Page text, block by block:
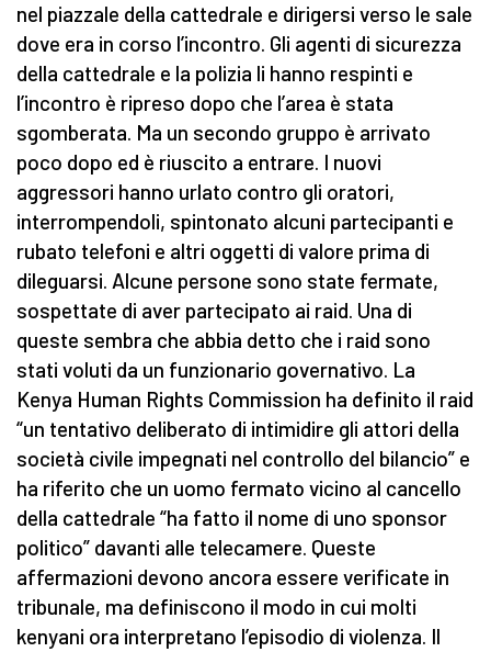
nel piazzale della cattedrale e dirigersi verso le sale
dove era in corso l’incontro. Gli agenti di sicurezza
della cattedrale e la polizia li hanno respinti e
l’incontro è ripreso dopo che l’area è stata
sgomberata. Ma un secondo gruppo è arrivato
poco dopo ed è riuscito a entrare. I nuovi
aggressori hanno urlato contro gli oratori,
interrompendoli, spintonato alcuni partecipanti e
rubato telefoni e altri oggetti di valore prima di
dileguarsi. Alcune persone sono state fermate,
sospettate di aver partecipato ai raid. Una di
queste sembra che abbia detto che i raid sono
stati voluti da un funzionario governativo. La
Kenya Human Rights Commission ha definito il raid
“un tentativo deliberato di intimidire gli attori della
società civile impegnati nel controllo del bilancio” e
ha riferito che un uomo fermato vicino al cancello
della cattedrale “ha fatto il nome di uno sponsor
politico” davanti alle telecamere. Queste
affermazioni devono ancora essere verificate in
tribunale, ma definiscono il modo in cui molti
kenyani ora interpretano l’episodio di violenza. Il